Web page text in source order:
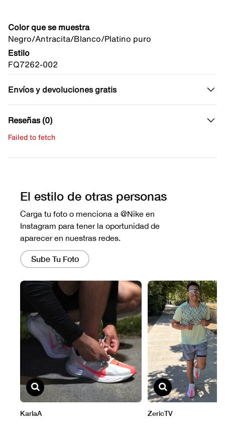
Color que se muestra
Negro/Antracita/Blanco/Platino puro
Estilo
FQ7262-002
Envíos y devoluciones gratis
Reseñas (0)
Failed to fetch